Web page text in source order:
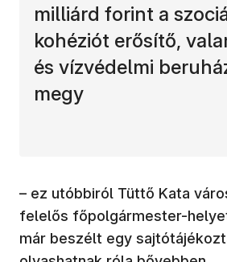
milliárd forint a
kohéziót erősítő,
és vízvédelmi
megy
– ez utóbbiról Tüttő Kata
felelős főpolgármester-
már beszélt egy